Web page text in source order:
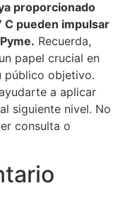
proporcionado
C pueden impulsar
Recuerda,
papel crucial en
público objetivo.
a aplicar
siguiente nivel. No
consulta o